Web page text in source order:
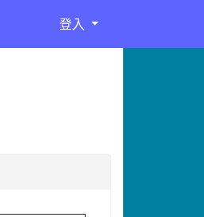
登入